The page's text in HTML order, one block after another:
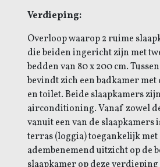
Verdieping:
Overloop waarop 2 ruime
die beiden ingericht zijn met
bedden van 80 x 200 cm.
bevindt zich een badkamer met
en toilet. Beide slaapkamers
airconditioning. Vanaf zowel
vanuit een van de slaapkamers
terras (loggia) toegankelijk met
adembenemend uitzicht op de